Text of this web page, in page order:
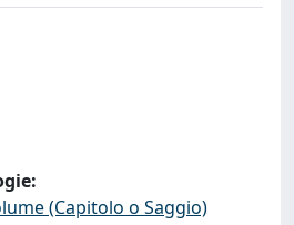
(Capitolo o Saggio)